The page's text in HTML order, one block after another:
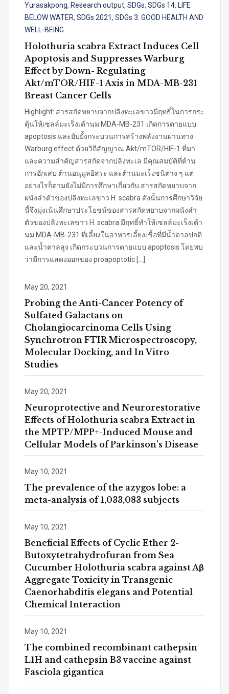
Yurasakpong, Research output, SDGs, SDGs 14. LIFE
BELOW WATER, SDGs 2021, SDGs 3. GOOD HEALTH AND
WELL-BEING
Holothuria scabra Extract Induces Cell
Apoptosis and Suppresses Warburg
Effect by Down- Regulating
Akt/mTOR/HIF-1 Axis in MDA-MB-231
Breast Cancer Cells
Highlight: สารสกัดหยาบจากปลิงทะเลขาวมีฤทธิ์ในการกระ
ตุ้นให้เซลล์มะเร็งเต้านม MDA-MB-231 เกิดการตายแบบ
apoptosis และยับยั้งกระบวนการสร้างพลังงานผ่านทาง
Warburg effect ด้วยวิถีสัญญาณ Akt/mTOR/HIF-1 ที่มา
และความสำคัญสารสกัดจากปลิงทะเล มีคุณสมบัติที่ต้าน
การอักเสบ ต้านอนุมูลอิสระ และต้านมะเร็งชนิต่าง ๆ แต่
อย่างไรก็ตามยังไม่มีการศึกษาเกี่ยวกับ สารสกัดหยาบจาก
ผนังลำตัวของปลิงทะเลขาว H. scabra ดังนั้นการศึกษาวิจัย
นี้จึงมุ่งเน้นศึกษาประโยชน์ของสารสกัดหยาบจากผนังลำ
ตัวของปลิงทะเลขาว H. scabra มีฤทธิ์ทำให้เซลล์มะเร็งเต้า
นม MDA-MB-231 ที่เลี้ยงในอาหารเลี้ยงเชื้อที่มีน้ำตาลปกติ
และน้ำตาลสูง เกิดกระบวนการตายแบบ apoptosis โดยพบ
ว่ามีการแสดงออกของ proapoptotic […]
May 20, 2021
Probing the Anti-Cancer Potency of
Sulfated Galactans on
Cholangiocarcinoma Cells Using
Synchrotron FTIR Microspectroscopy,
Molecular Docking, and In Vitro
Studies
May 20, 2021
Neuroprotective and Neurorestorative
Effects of Holothuria scabra Extract in
the MPTP/MPP+-Induced Mouse and
Cellular Models of Parkinson’s Disease
May 10, 2021
The prevalence of the azygos lobe: a
meta-analysis of 1,033,083 subjects
May 10, 2021
Beneficial Effects of Cyclic Ether 2-
Butoxytetrahydrofuran from Sea
Cucumber Holothuria scabra against Aβ
Aggregate Toxicity in Transgenic
Caenorhabditis elegans and Potential
Chemical Interaction
May 10, 2021
The combined recombinant cathepsin
L1H and cathepsin B3 vaccine against
Fasciola gigantica